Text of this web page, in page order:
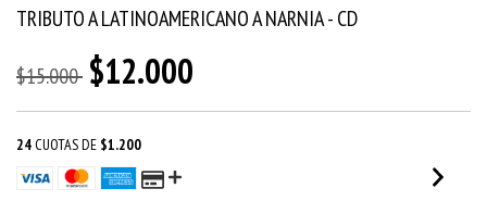
TRIBUTO A LATINOAMERICANO A NARNIA - CD
$15.000 $12.000
24 CUOTAS DE $1.200